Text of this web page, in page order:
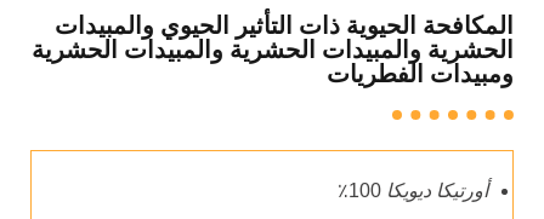
المكافحة الحيوية ذات التأثير الحيوي والمبيدات
الحشرية والمبيدات الحشرية والمبيدات الحشرية
ومبيدات الفطريات
أورتيكا ديويكا